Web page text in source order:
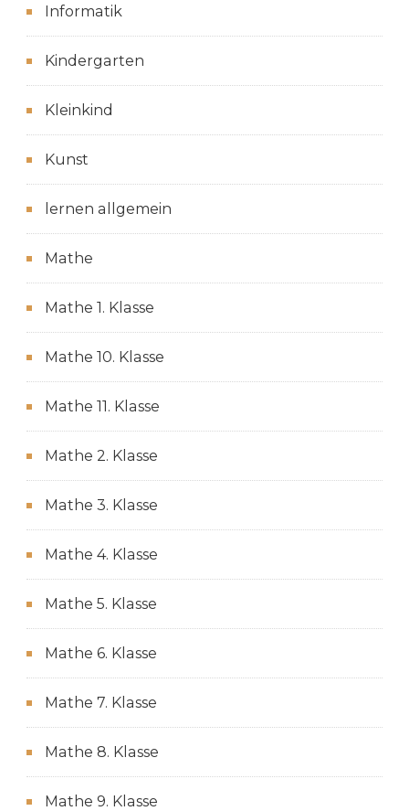
Informatik
Kindergarten
Kleinkind
Kunst
lernen allgemein
Mathe
Mathe 1. Klasse
Mathe 10. Klasse
Mathe 11. Klasse
Mathe 2. Klasse
Mathe 3. Klasse
Mathe 4. Klasse
Mathe 5. Klasse
Mathe 6. Klasse
Mathe 7. Klasse
Mathe 8. Klasse
Mathe 9. Klasse